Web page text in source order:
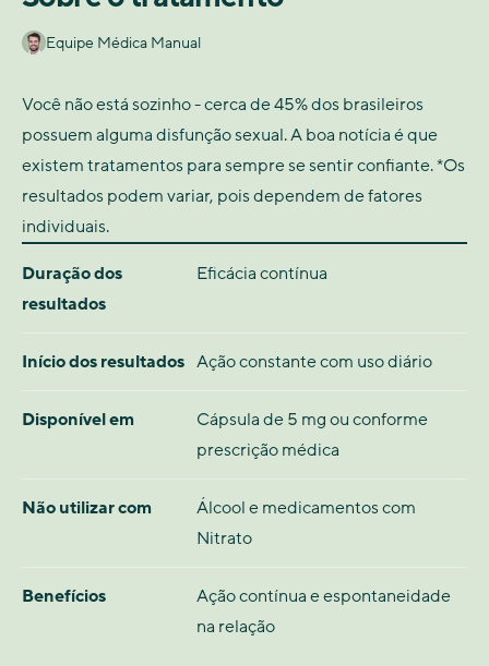
Equipe Médica Manual
Você não está sozinho - cerca de 45% dos brasileiros
possuem alguma disfunção sexual. A boa notícia é que
existem tratamentos para sempre se sentir confiante. *Os
resultados podem variar, pois dependem de fatores
individuais.
Duração dos
resultados
Eficácia contínua
Início dos resultados Ação constante com uso diário
Disponível em
Cápsula de 5 mg ou conforme
prescrição médica
Não utilizar com
Álcool e medicamentos com
Nitrato
Benefícios
Ação contínua e espontaneidade
na relação